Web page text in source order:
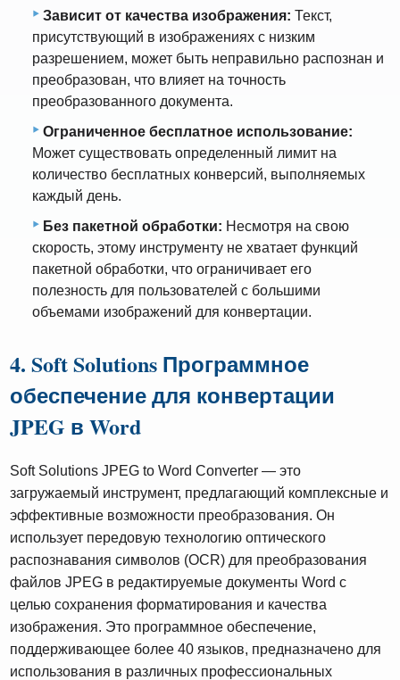
Зависит от качества изображения: Текст,
присутствующий в изображениях с низким
разрешением, может быть неправильно распознан и
преобразован, что влияет на точность
преобразованного документа.
Ограниченное бесплатное использование:
Может существовать определенный лимит на
количество бесплатных конверсий, выполняемых
каждый день.
Без пакетной обработки: Несмотря на свою
скорость, этому инструменту не хватает функций
пакетной обработки, что ограничивает его
полезность для пользователей с большими
объемами изображений для конвертации.
4. Soft Solutions Программное
обеспечение для конвертации
JPEG в Word
Soft Solutions JPEG to Word Converter — это
загружаемый инструмент, предлагающий комплексные и
эффективные возможности преобразования. Он
использует передовую технологию оптического
распознавания символов (OCR) для преобразования
файлов JPEG в редактируемые документы Word с
целью сохранения форматирования и качества
изображения. Это программное обеспечение,
поддерживающее более 40 языков, предназначено для
использования в различных профессиональных